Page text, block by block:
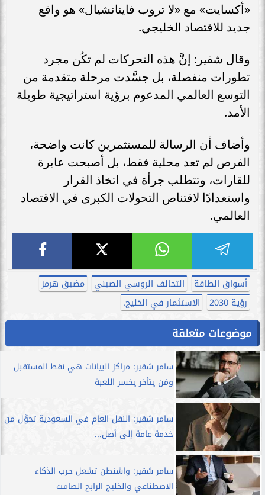
«أكسايت» مع «لا تروب فاينانشيال» هو واقع
جديد للاقتصاد الخليجي.
وقال شقير: إنَّ هذه التحركات لم تكُن مجرد
تطورات منفصلة، بل جسَّدت مرحلة متقدمة من
التوسع العالمي المدعوم برؤية استراتيجية طويلة
الأمد.
وأضاف أن الرسالة للمستثمرين كانت واضحة،
الفرص لم تعد محلية فقط، بل أصبحت عابرة
للقارات، وتتطلب جرأة في اتخاذ القرار
واستعدادًا لاقتناص التحولات الكبرى في الاقتصاد
العالمي.
أسواق الطاقة التحالف الروسي الصيني
مضيق هرمز
رؤية 2030
الاستثمار في الخليج.
موضوعات متعلقة
سامر شقير: مراكز البيانات هي نفط المستقبل
ومَن يتأخر يخسر اللعبة
سامر شقير: النقل العام في السعودية تحوَّل من
خدمة عامة إلى أصل...
سامر شقير: واشنطن تشعل حرب الذكاء
الاصطناعي والخليج الرابح الصامت